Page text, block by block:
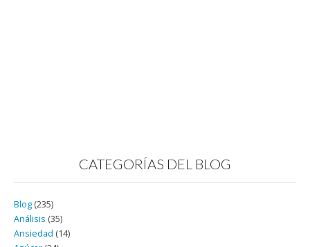
CATEGORÍAS DEL BLOG
Blog (235)
Análisis (35)
Ansiedad (14)